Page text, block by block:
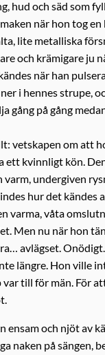
hud och säd som
när hon tog
lite metalliska
och krämigare ju
när han
i hennes strupe,
gång på gång
vetskapen om att
ett kvinnligt kön.
varm, undergiven
hur det kändes
varma, våta
Men nu när hon
avlägset.
längre. Hon ville
till för män. För
ensam och njöt av
naken på sängen,